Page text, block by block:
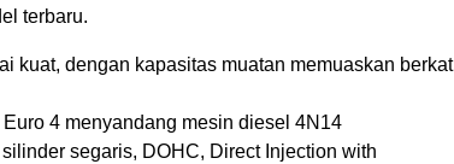
terbaru.
kuat, dengan kapasitas muatan memuaskan berkat
4 menyandang mesin diesel 4N14
segaris, DOHC, Direct Injection with